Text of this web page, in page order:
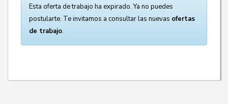
Esta oferta de trabajo ha expirado. Ya no puedes
postularte. Te invitamos a consultar las nuevas ofertas
de trabajo.